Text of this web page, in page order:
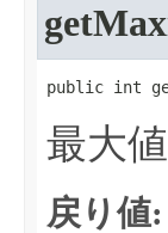
public int
最大
戻り値: